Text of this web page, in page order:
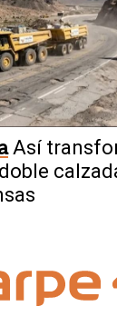
Así